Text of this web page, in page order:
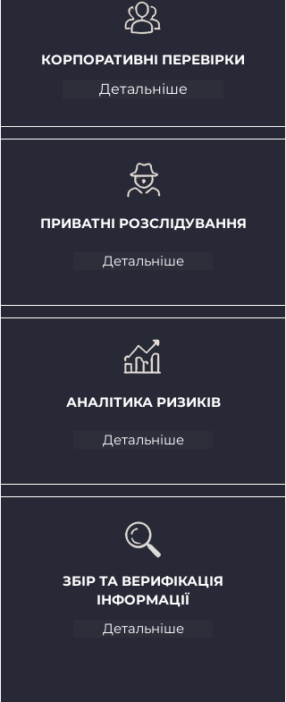
КОРПОРАТИВНІ ПЕРЕВІРКИ
Детальніше
ПРИВАТНІ РОЗСЛІДУВАННЯ
Детальніше
АНАЛІТИКА РИЗИКІВ
Детальніше
ЗБІР ТА ВЕРИФІКАЦІЯ
ІНФОРМАЦІЇ
Детальніше